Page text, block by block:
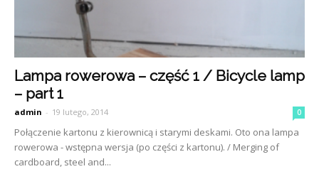
Lampa rowerowa – część 1 / Bicycle lamp
– part 1
admin - 19 lutego, 2014 0
Połączenie kartonu z kierownicą i starymi deskami. Oto ona lampa
rowerowa - wstępna wersja (po części z kartonu). / Merging of
cardboard, steel and...